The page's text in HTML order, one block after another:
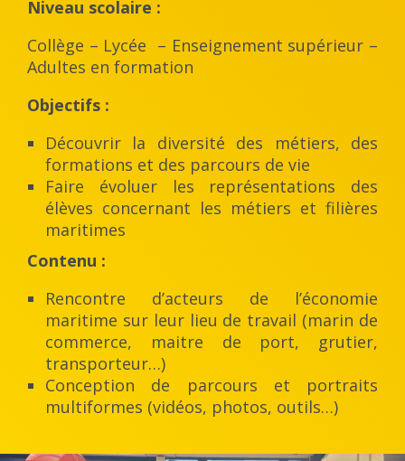
Niveau scolaire :
Collège – Lycée – Enseignement supérieur –
Adultes en formation
Objectifs :
Découvrir la diversité des métiers, des
formations et des parcours de vie
Faire évoluer les représentations des
élèves concernant les métiers et filières
maritimes
Contenu :
Rencontre d’acteurs de l’économie
maritime sur leur lieu de travail (marin de
commerce, maitre de port, grutier,
transporteur…)
Conception de parcours et portraits
multiformes (vidéos, photos, outils…)